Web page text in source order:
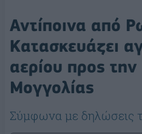
Αντίποινα από
Κατασκευάζει
αερίου προς
Μογγολίας
Σύμφωνα με δηλώσεις